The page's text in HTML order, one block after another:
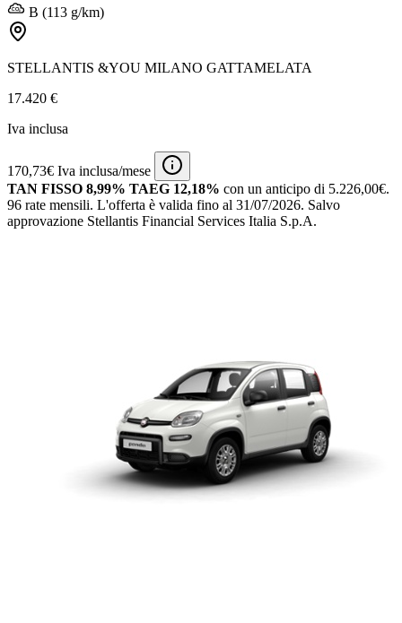
B (113 g/km)
STELLANTIS &YOU MILANO GATTAMELATA
17.420 €
Iva inclusa
170,73€ Iva inclusa/mese
TAN FISSO 8,99% TAEG 12,18% con un anticipo di 5.226,00€.
96 rate mensili. L'offerta è valida fino al 31/07/2026. Salvo
approvazione Stellantis Financial Services Italia S.p.A.